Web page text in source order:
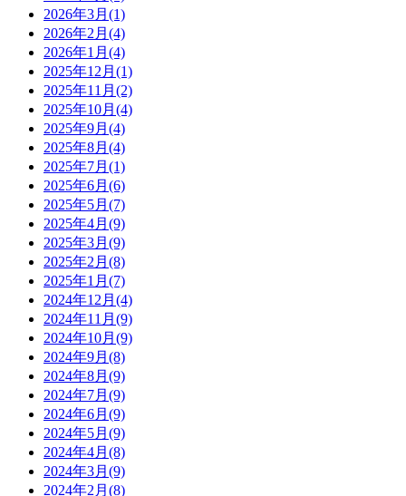
2026年3月(1)
2026年2月(4)
2026年1月(4)
2025年12月(1)
2025年11月(2)
2025年10月(4)
2025年9月(4)
2025年8月(4)
2025年7月(1)
2025年6月(6)
2025年5月(7)
2025年4月(9)
2025年3月(9)
2025年2月(8)
2025年1月(7)
2024年12月(4)
2024年11月(9)
2024年10月(9)
2024年9月(8)
2024年8月(9)
2024年7月(9)
2024年6月(9)
2024年5月(9)
2024年4月(8)
2024年3月(9)
2024年2月(8)